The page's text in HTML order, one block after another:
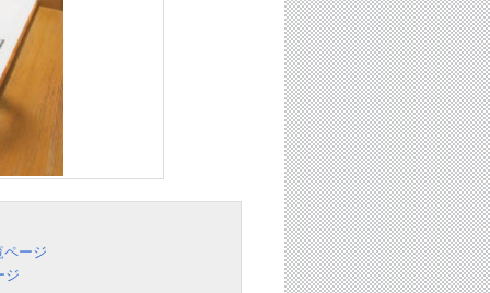
ページ
ジ